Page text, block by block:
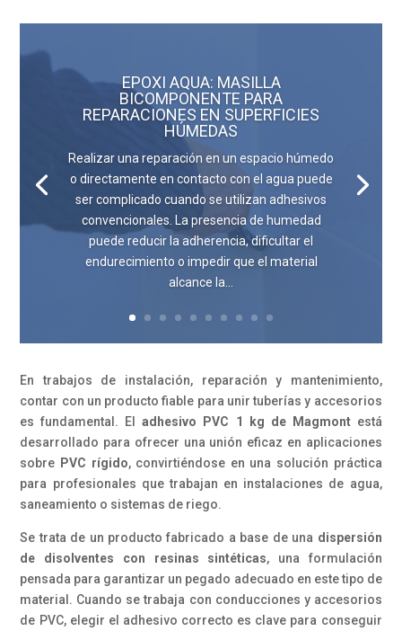
EPOXI AQUA: MASILLA
BICOMPONENTE PARA
REPARACIONES EN SUPERFICIES
HÚMEDAS
Realizar una reparación en un espacio húmedo
o directamente en contacto con el agua puede
ser complicado cuando se utilizan adhesivos
convencionales. La presencia de humedad
puede reducir la adherencia, dificultar el
endurecimiento o impedir que el material
alcance la...
En trabajos de instalación, reparación y mantenimiento,
contar con un producto fiable para unir tuberías y accesorios
es fundamental. Eladhesivo PVC 1 kg de Magmontestá
desarrollado para ofrecer una unión eficaz en aplicaciones
sobre PVC rígido, convirtiéndose en una solución práctica
para profesionales que trabajan en instalaciones de agua,
saneamiento o sistemas de riego.
Se trata de un producto fabricado a base de una dispersión
de disolventes con resinas sintéticas, una formulación
pensada para garantizar un pegado adecuado en este tipo de
material. Cuando se trabaja con conducciones y accesorios
de PVC, elegir el adhesivo correcto es clave para conseguir